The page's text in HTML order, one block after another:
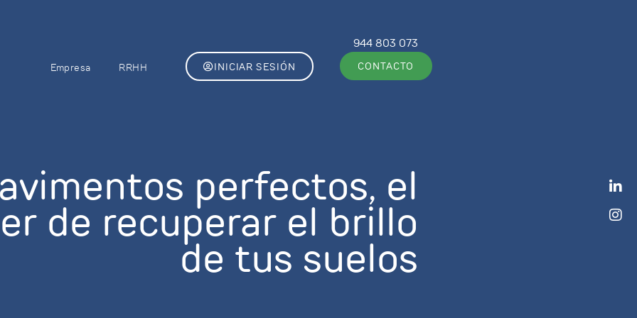
944 803 073
Empresa RRHH INICIAR SESIÓN CONTACTO
perfectos, el
de recuperar el brillo
de tus suelos